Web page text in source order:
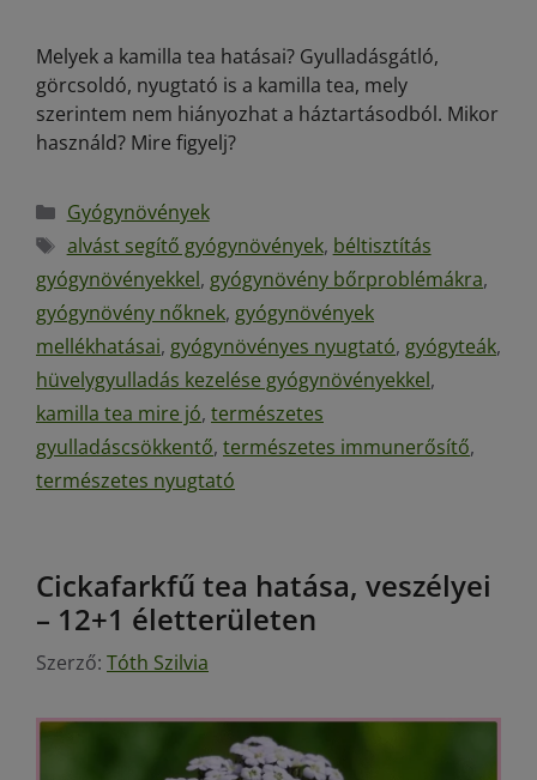
Melyek a kamilla tea hatásai? Gyulladásgátló,
görcsoldó, nyugtató is a kamilla tea, mely
szerintem nem hiányozhat a háztartásodból. Mikor
használd? Mire figyelj?
Gyógynövények
alvást segítő gyógynövények, béltisztítás
gyógynövényekkel, gyógynövény bőrproblémákra,
gyógynövény nőknek, gyógynövények
mellékhatásai, gyógynövényes nyugtató, gyógyteák,
hüvelygyulladás kezelése gyógynövényekkel,
kamilla tea mire jó, természetes
gyulladáscsökkentő, természetes immunerősítő,
természetes nyugtató
Cickafarkfű tea hatása, veszélyei
– 12+1 életterületen
Szerző: Tóth Szilvia